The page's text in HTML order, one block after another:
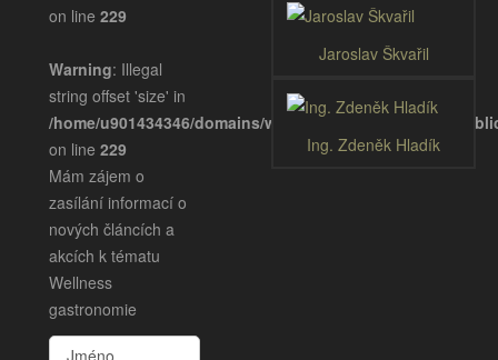
on line 229
Warning: Illegal
string offset 'size' in
/home/u901434346/domains/wellnessgastronomie.eu/
on line 229
Mám zájem o
zasílání informací o
nových článcích a
akcích k tématu
Wellness
gastronomie
Jaroslav Škvařil
Ing. Zdeněk Hladík